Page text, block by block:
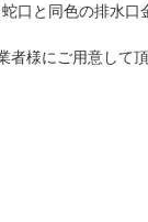
口と同色の排水口
者様にご用意して